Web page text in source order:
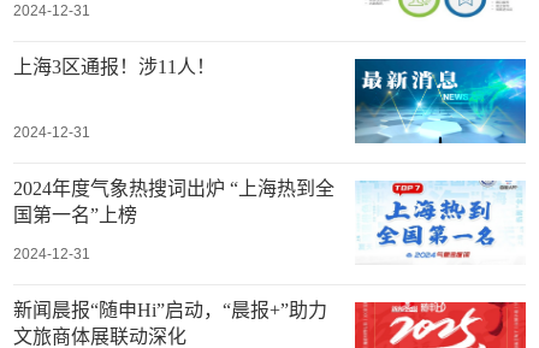
2024-12-31
上海3区通报！涉11人！
2024-12-31
2024年度气象热搜词出炉 “上海热到全
国第一名”上榜
2024-12-31
新闻晨报“随申Hi”启动，“晨报+”助力
文旅商体展联动深化